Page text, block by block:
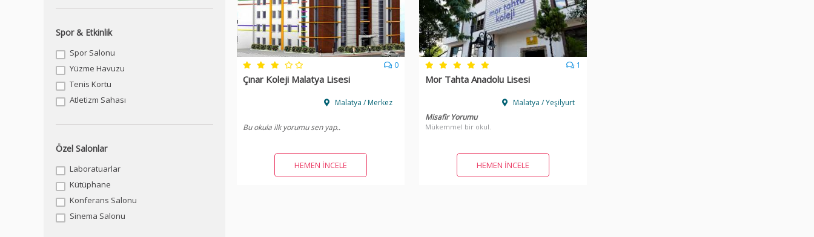
Spor & Etkinlik
Spor Salonu
Yüzme Havuzu
Tenis Kortu
Atletizm Sahası
Özel Salonlar
Laboratuarlar
Kütüphane
Konferans Salonu
Sinema Salonu
0
Çınar Koleji Malatya Lisesi
Malatya / Merkez
Bu okula ilk yorumu sen yap..
HEMEN İNCELE
1
Mor Tahta Anadolu Lisesi
Malatya / Yeşilyurt
Misafir Yorumu
Mükemmel bir okul.
HEMEN İNCELE